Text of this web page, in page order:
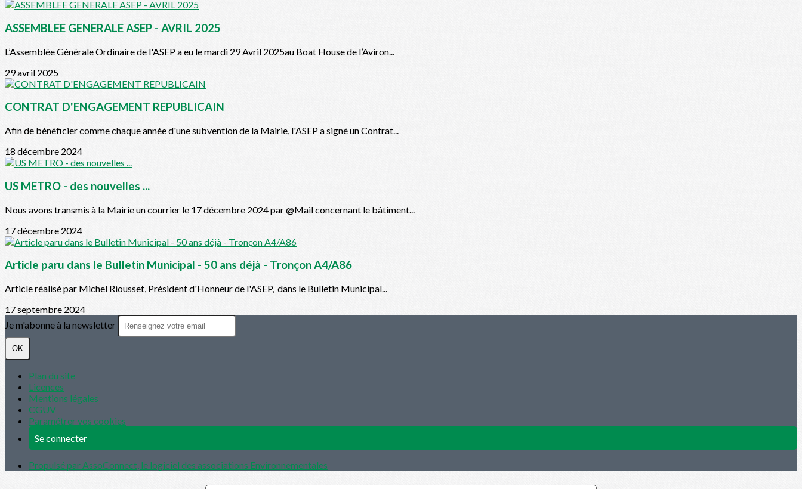
ASSEMBLEE GENERALE ASEP - AVRIL 2025
L’Assemblée Générale Ordinaire de l'ASEP a eu le mardi 29 Avril 2025au Boat House de l’Aviron...
29 avril 2025
CONTRAT D'ENGAGEMENT REPUBLICAIN
Afin de bénéficier comme chaque année d'une subvention de la Mairie, l'ASEP a signé un Contrat...
18 décembre 2024
US METRO - des nouvelles ...
Nous avons transmis à la Mairie un courrier le 17 décembre 2024 par @Mail concernant le bâtiment...
17 décembre 2024
Article paru dans le Bulletin Municipal - 50 ans déjà - Tronçon A4/A86
Article réalisé par Michel Riousset, Président d'Honneur de l'ASEP, dans le Bulletin Municipal...
17 septembre 2024
Je m'abonne à la newsletter
OK
Plan du site
Licences
Mentions légales
CGUV
Paramétrer vos cookies
Se connecter
Propulsé par AssoConnect, le logiciel des associations Environnementales